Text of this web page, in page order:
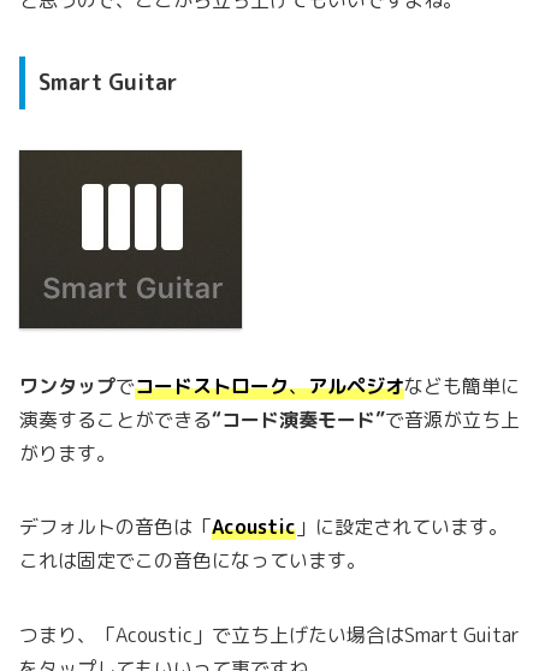
Smart Guitar
ワンタップでコードストローク、アルペジオなども簡単に
演奏することができる“コード演奏モード”で音源が立ち上
がります。
デフォルトの音色は「Acoustic 」に設定されています。
これは固定でこの音色になっています。
つまり、「Acoustic」で立ち上げたい場合はSmart Guitar